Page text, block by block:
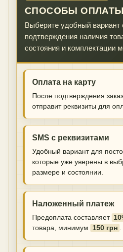
СПОСОБЫ ОПЛАТЫ
Выберите удобный вариант
подтверждения наличия
состояния и комплектации
Оплата на карту
После подтверждения
отправит реквизиты для
SMS с реквизитами
Удобный вариант для
которые уже уверены в
размере и состоянии.
Наложенный платеж
Предоплата составляет
товара, минимум
150 грн